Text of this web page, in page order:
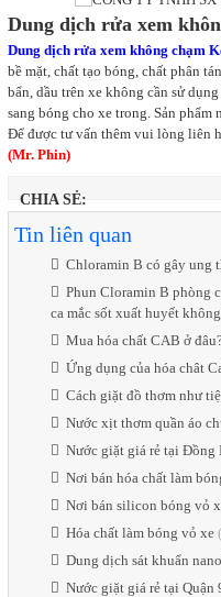
Dung dịch rửa xem
Dung dịch rửa xem không chạm
bề mặt, chất tạo bóng, chất phân
bẩn, dầu trên xe không cần sử
sang bóng cho xe trong. Sản
Để được tư vấn thêm vui lòng liên
(Mr. Phin)
CHIA SẺ:
Tin liên quan
Chloramin B có gây ung
Phun Cloramin B phòng
ca mắc sốt xuất huyết
Mua hóa chất CAB ở
Ứng dụng của hóa chât
Cách giặt đồ thơm như
Nước xịt thơm quần áo
Nước giặt giá rẻ tại Đồng
Nơi bán hóa chất làm
Nơi bán silicon bóng vỏ
Hóa chất làm bóng vỏ xe
Dung dịch sát khuẩn
Nước giặt giá rẻ tại Quận